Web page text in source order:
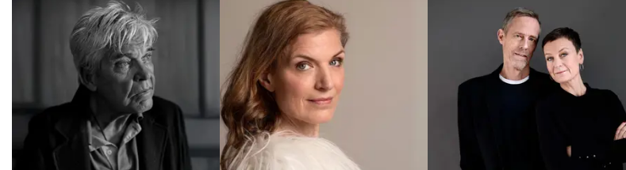
tankevækkende litteratur.
og tanker.
menneskeskæbner